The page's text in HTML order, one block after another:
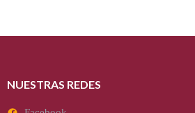
NUESTRAS REDES